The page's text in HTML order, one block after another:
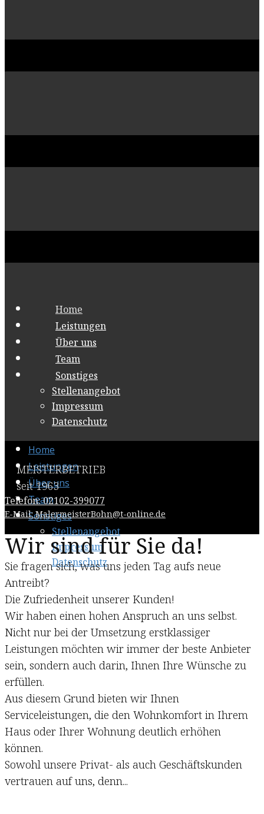
Home
Leistungen
Über uns
Team
Sonstiges
Stellenangebot
Impressum
Datenschutz
Home
Leistungen
Über uns
Team
Sonstiges
Stellenangebot
Impressum
Datenschutz
MEISTERBETRIEB
seit 1963
Telefon: 02102-399077
E-Mail: MalermeisterBohn@t-online.de
Wir sind für Sie da!
Sie fragen sich, was uns jeden Tag aufs neue
Antreibt?
Die Zufriedenheit unserer Kunden!
Wir haben einen hohen Anspruch an uns selbst.
Nicht nur bei der Umsetzung erstklassiger
Leistungen möchten wir immer der beste Anbieter
sein, sondern auch darin, Ihnen Ihre Wünsche zu
erfüllen.
Aus diesem Grund bieten wir Ihnen
Serviceleistungen, die den Wohnkomfort in Ihrem
Haus oder Ihrer Wohnung deutlich erhöhen
können.
Sowohl unsere Privat- als auch Geschäftskunden
vertrauen auf uns, denn...